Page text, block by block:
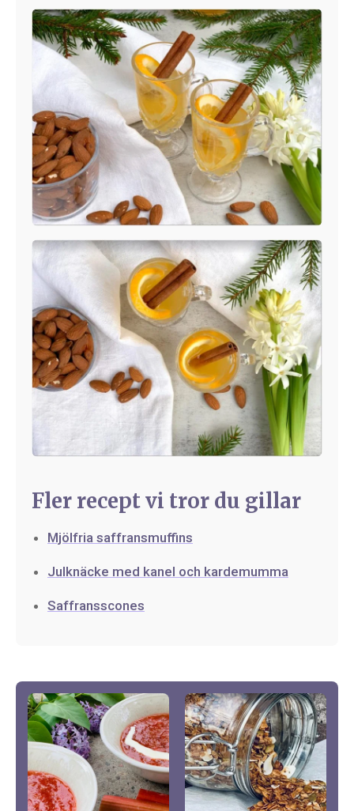
Fler recept vi tror du gillar
Mjölfria saffransmuffins
Julknäcke med kanel och kardemumma
Saffransscones